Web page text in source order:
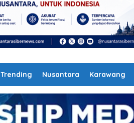
Trending Nusantara Karawang